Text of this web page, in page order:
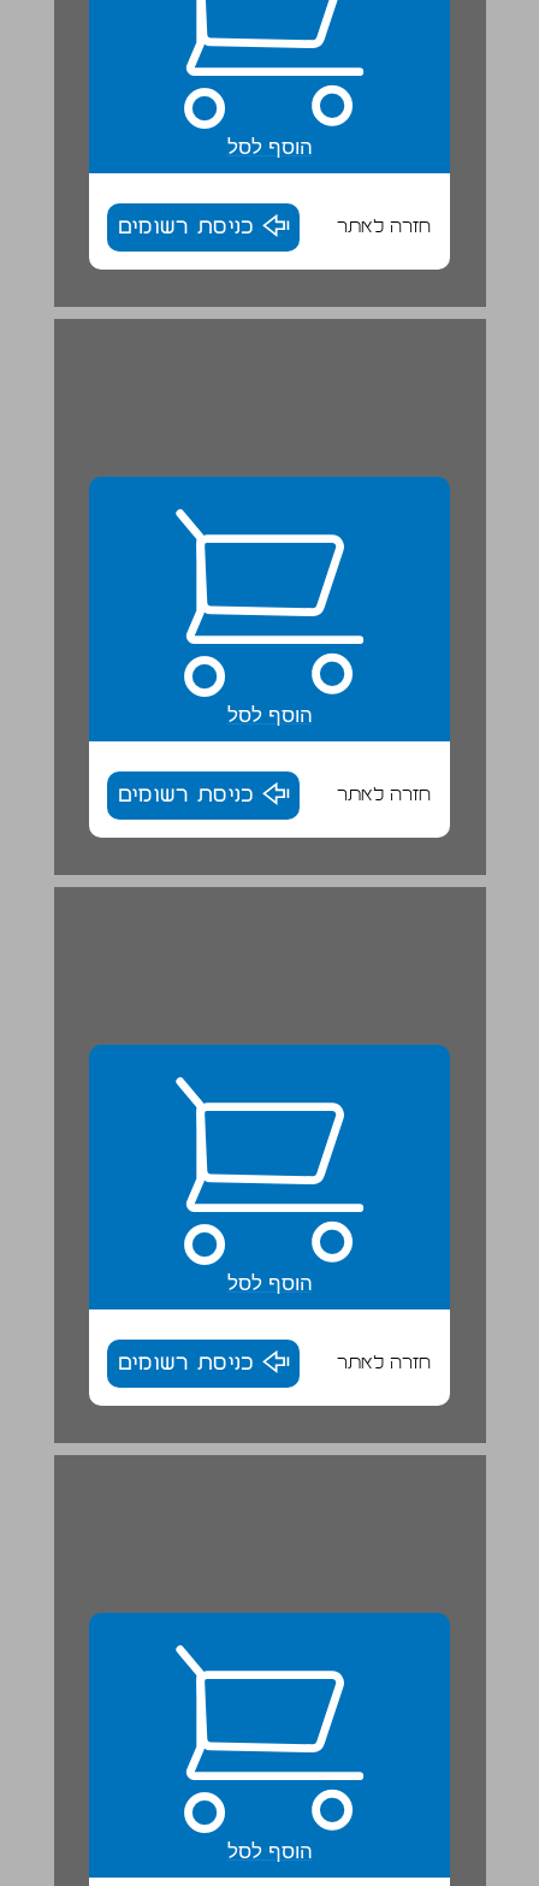
הוסף לסל
חזרה לאתר כניסת רשומים
הוסף לסל
חזרה לאתר כניסת רשומים
הוסף לסל
חזרה לאתר כניסת רשומים
תלמידים ממודיעין הצילו את ערכי הטבע ... 22
הוסף לסל